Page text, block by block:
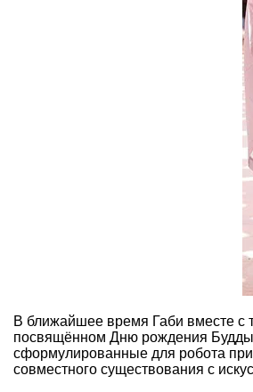
В ближайшее время Габи вместе с
посвящённом Дню рождения Будды.
сформулированные для робота
совместного существования с